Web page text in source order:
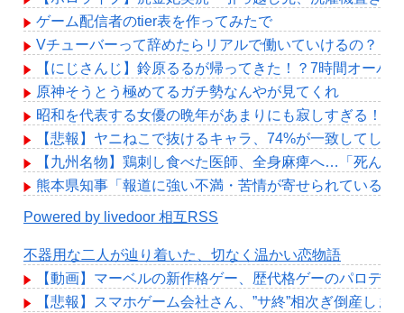
ゲーム配信者のtier表を作ってみたで
Vチューバーって辞めたらリアルで働いていけるの？
【にじさんじ】鈴原るるが帰ってきた！？7時間オー
原神そうとう極めてるガチ勢なんやが見てくれ
昭和を代表する女優の晩年があまりにも寂しすぎる！
【悲報】ヤニねこで抜けるキャラ、74%が一致してしま
【九州名物】鶏刺し食べた医師、全身麻痺へ…「死ん
熊本県知事「報道に強い不満・苦情が寄せられている
Powered by livedoor 相互RSS
不器用な二人が辿り着いた、切なく温かい恋物語
【動画】マーベルの新作格ゲー、歴代格ゲーのパロデ
【悲報】スマホゲーム会社さん、”サ終”相次ぎ倒産しま